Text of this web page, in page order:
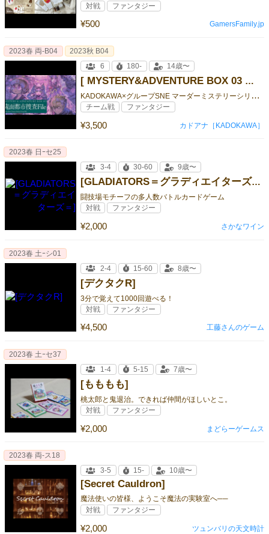
¥500
対戦 ファンタジー
GamersFamily.jp
[ MYSTERY&ADVENTURE BOX 03 鬼面都市捜査File]
K
ADOKAWA×グループSNE マーダーミステリーシリーズ第3弾！ 異世界ポリスマーダーミステリー!!
¥3,500
2023春 両‐B04
2023秋 B04
6
180- 14歳〜
チーム戦 ファンタジー
カドアナ［KADOKAWA］
[GLADIATORS＝グラディエイターズ＝]
闘技場モチーフの多人数バトルカードゲーム
¥2,000
2023春 日ｰセ25
3-4
30-60 9歳〜
対戦 ファンタジー
さかなワイン
[デクタクR]
3分で覚えて1000回遊べる！
¥4,500
2023春 土ｰシ01
2-4
15-60 8歳〜
対戦 ファンタジー
工藤さんのゲーム
[もももも]
桃太郎と鬼退治。できれば仲間がほしいとこ。
¥2,000
2023春 土ｰセ37
1-4
5-15 7歳〜
対戦 ファンタジー
まどらーゲームス
[Secret Cauldron]
魔法使いの皆様、ようこそ魔法の実験室へ──
¥2,000
2023春 両‐ス18
3-5
15- 10歳〜
対戦 ファンタジー
ツュンバリの天文時計